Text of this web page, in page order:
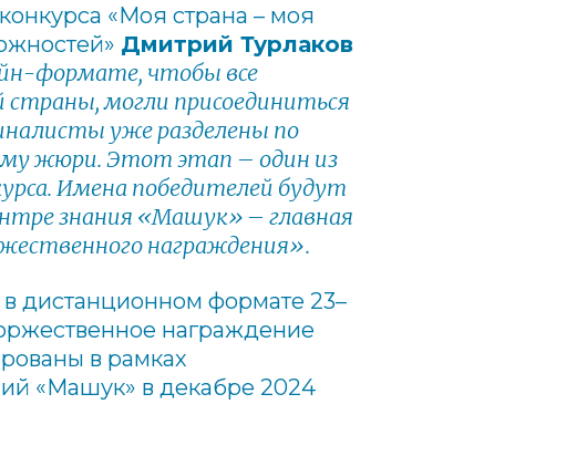
«Моя страна – моя
Дмитрий Турлаков
формате, чтобы все
могли присоединиться
уже разделены по
жюри. Этот этап – один из
Имена победителей будут
знания «Машук» – главная
награждения».
дистанционном формате 23–
награждение
в рамках
«Машук» в декабре 2024